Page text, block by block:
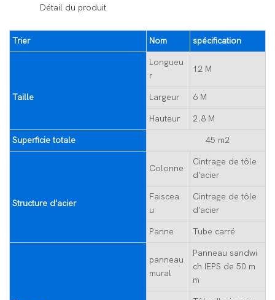
Détail du produit
Trier Nom spécification
Taille
Longueu
r
12 M
Largeur 6 M
Hauteur 2.8 M
Superficie totale 45 m2
Structure d'acier
Colonne
Cintrage de tôle
d'acier
Faiscea
u
Cintrage de tôle
d'acier
Panne Tube carré
panneau
mural
Panneau sandwi
ch IEPS de 50 m
m